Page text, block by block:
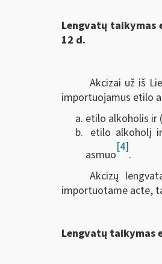
Lengvatų taikymas
12 d.
Akcizai už iš
importuojamus etilo
etilo alkoholis ir
etilo alkoholį
asmuo
[4]
.
Akcizų
importuotame acte,
Lengvatų taikymas